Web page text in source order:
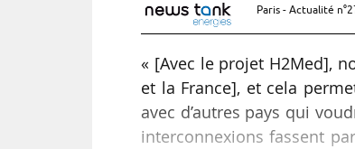
Paris - Actualité
« [Avec le projet H2Med],
et la France], et cela
avec d’autres pays qui
interconnexions fassent